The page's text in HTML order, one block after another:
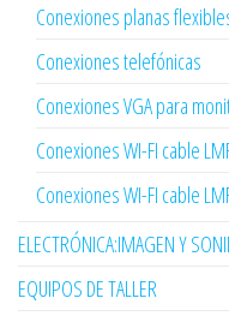
Conexiones planas
Conexiones telefónicas
Conexiones VGA para
Conexiones WI-FI cable
Conexiones WI-FI cable
ELECTRÓNICA:IMAGEN Y
EQUIPOS DE TALLER